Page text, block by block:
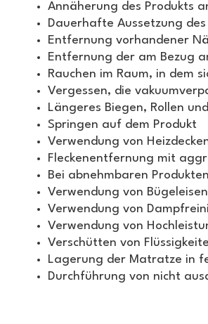
Annäherung des Produkts
Dauerhafte Aussetzung
Entfernung vorhandener
Entfernung der am Bezug
Rauchen im Raum, in dem
Vergessen, die
Längeres Biegen, Rollen
Springen auf dem Produkt
Verwendung von
Fleckenentfernung mit
Bei abnehmbaren
Verwendung von
Verwendung von
Verwendung von
Verschütten von
Lagerung der Matratze in
Durchführung von nicht